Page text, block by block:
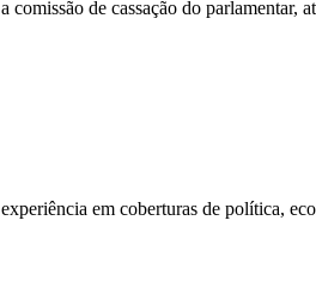
de cassação do
em coberturas de política,